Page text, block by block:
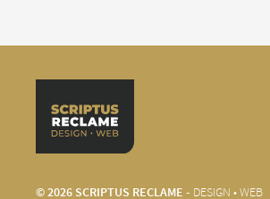
© 2026 SCRIPTUS RECLAME - DESIGN • WEB